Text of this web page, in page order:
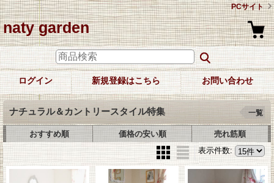
PCサイト
naty garden
ログイン 新規登録はこちら お問い合わせ
ナチュラル＆カントリースタイル特集 一覧
おすすめ順 価格の安い順
売れ筋順
表示件数: